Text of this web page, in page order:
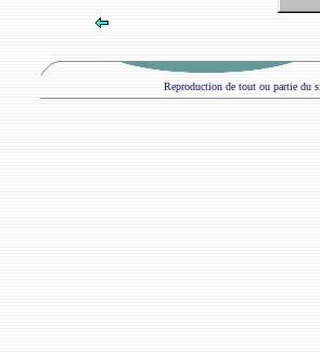
Reproduction de tout ou partie du